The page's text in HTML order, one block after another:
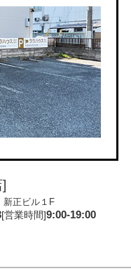
正ビル１F
[営業時間]9:00-19:00